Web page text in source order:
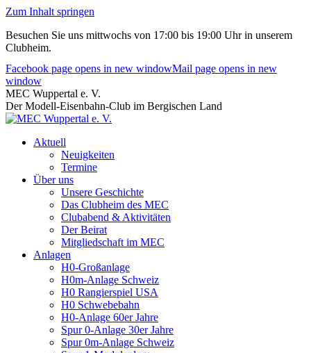
Zum Inhalt springen
Besuchen Sie uns mittwochs von 17:00 bis 19:00 Uhr in unserem
Clubheim.
Facebook page opens in new windowMail page opens in new
window
MEC Wuppertal e. V.
Der Modell-Eisenbahn-Club im Bergischen Land
Aktuell
Neuigkeiten
Termine
Über uns
Unsere Geschichte
Das Clubheim des MEC
Clubabend & Aktivitäten
Der Beirat
Mitgliedschaft im MEC
Anlagen
H0-Großanlage
H0m-Anlage Schweiz
H0 Rangierspiel USA
H0 Schwebebahn
H0-Anlage 60er Jahre
Spur 0-Anlage 30er Jahre
Spur 0m-Anlage Schweiz